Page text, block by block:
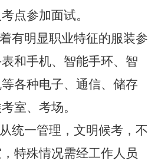
点参加面试。
有明显职业特征的服装参
和手机、智能手环、智
各种电子、通信、储存
室、考场。
统一管理，文明候考，不
特殊情况需经工作人员